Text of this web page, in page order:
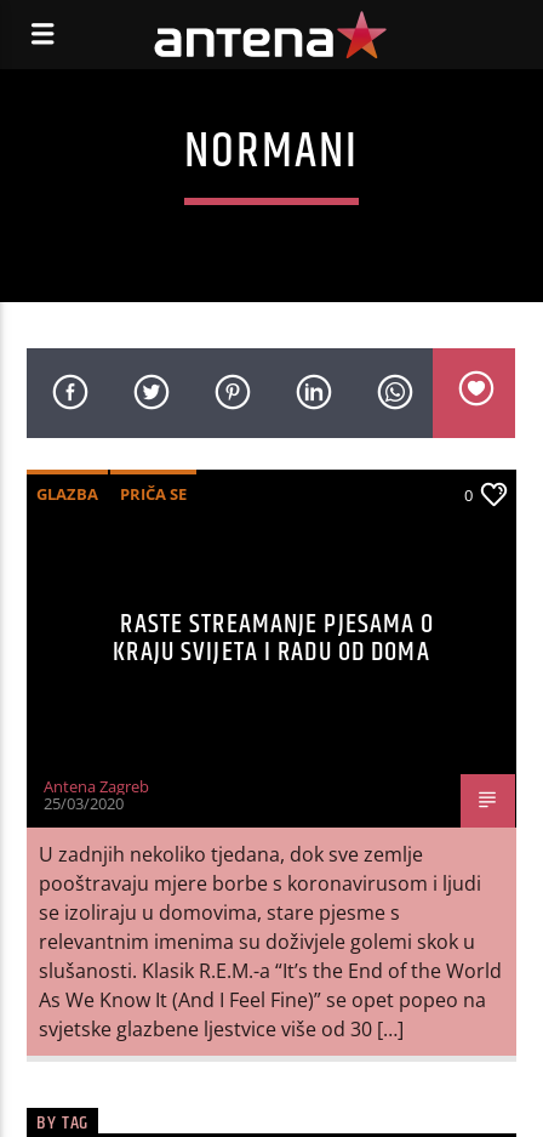
NORMANI
GLAZBA PRIČA SE 0
RASTE STREAMANJE PJESAMA O
KRAJU SVIJETA I RADU OD DOMA
Antena Zagreb
25/03/2020
U zadnjih nekoliko tjedana, dok sve zemlje
pooštravaju mjere borbe s koronavirusom i ljudi
se izoliraju u domovima, stare pjesme s
relevantnim imenima su doživjele golemi skok u
slušanosti. Klasik R.E.M.-a “It’s the End of the World
As We Know It (And I Feel Fine)” se opet popeo na
svjetske glazbene ljestvice više od 30 […]
BY TAG